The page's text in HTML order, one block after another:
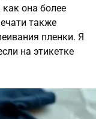
она более
также
пленки. Я
на этикетке